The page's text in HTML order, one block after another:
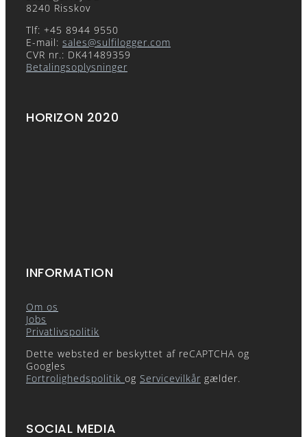
8240 Risskov
Tlf: +45 8944 9550
E-mail: sales@sulfilogger.com
CVR nr.: DK41489359
Betalingsoplysninger
HORIZON 2020
INFORMATION
Om os
Jobs
Privatlivspolitik
Dette websted er beskyttet af reCAPTCHA og
Googles
Fortrolighedspolitik og Servicevilkår gælder.
SOCIAL MEDIA